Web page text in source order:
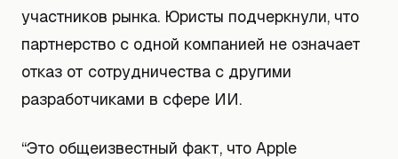
участников рынка. Юристы подчеркнули, что
партнерство с одной компанией не означает
отказ от сотрудничества с другими
разработчиками в сфере ИИ.
“Это общеизвестный факт, что Apple